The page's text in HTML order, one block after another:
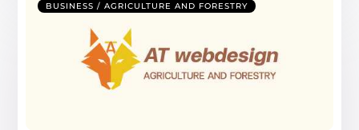
BUSINESS / AGRICULTURE AND FORESTRY